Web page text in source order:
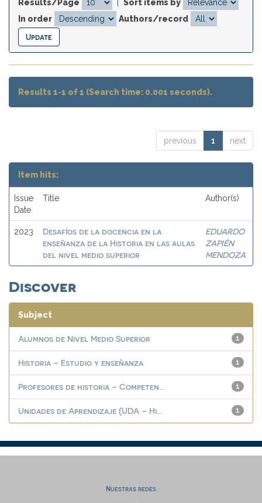
Results/Page
Sort items by
In order
Authors/record
Results 1-1 of 1 (Search time: 0.001 seconds).
previous 1 next
Item hits:
Issue
Date
Title Author(s)
2023
Desafíos de la docencia en la
enseñanza de la Historia en las aulas
del nivel medio superior
EDUARDO
ZAPIÉN
MENDOZA
Discover
Subject
1
Alumnos de Nivel Medio Superior
1
Historia – Estudio y enseñanza
1
Profesores de historia – Competen...
1
Unidades de Aprendizaje (UDA – Hi...
Nuestras redes